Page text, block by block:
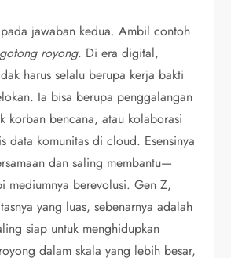
jawaban kedua. Ambil contoh
gotong royong. Di era digital,
harus selalu berupa kerja bakti
Ia bisa berupa penggalangan
korban bencana, atau kolaborasi
data komunitas di cloud. Esensinya
dan saling membantu—
mediumnya berevolusi. Gen Z,
yang luas, sebenarnya adalah
siap untuk menghidupkan
dalam skala yang lebih besar,